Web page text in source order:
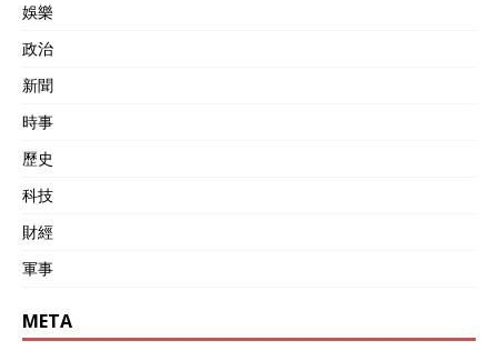
娛樂
政治
新聞
時事
歷史
科技
財經
軍事
META